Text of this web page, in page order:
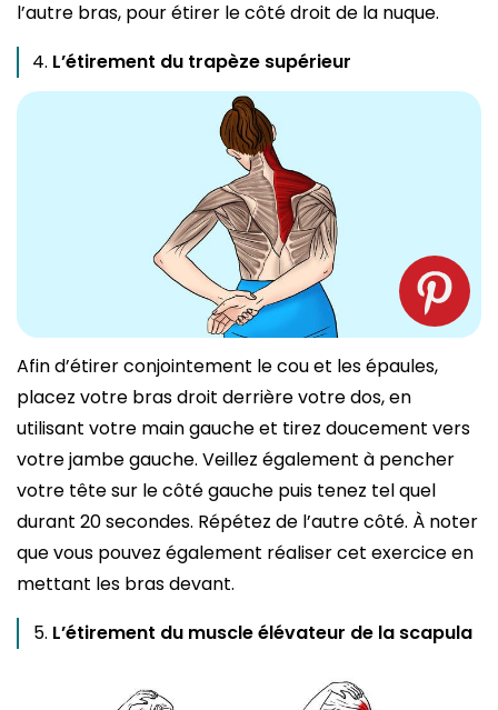
l’autre bras, pour étirer le côté droit de la nuque.
L’étirement du trapèze supérieur
Afin d’étirer conjointement le cou et les épaules,
placez votre bras droit derrière votre dos, en
utilisant votre main gauche et tirez doucement vers
votre jambe gauche. Veillez également à pencher
votre tête sur le côté gauche puis tenez tel quel
durant 20 secondes. Répétez de l’autre côté. À noter
que vous pouvez également réaliser cet exercice en
mettant les bras devant.
L’étirement du muscle élévateur de la scapula